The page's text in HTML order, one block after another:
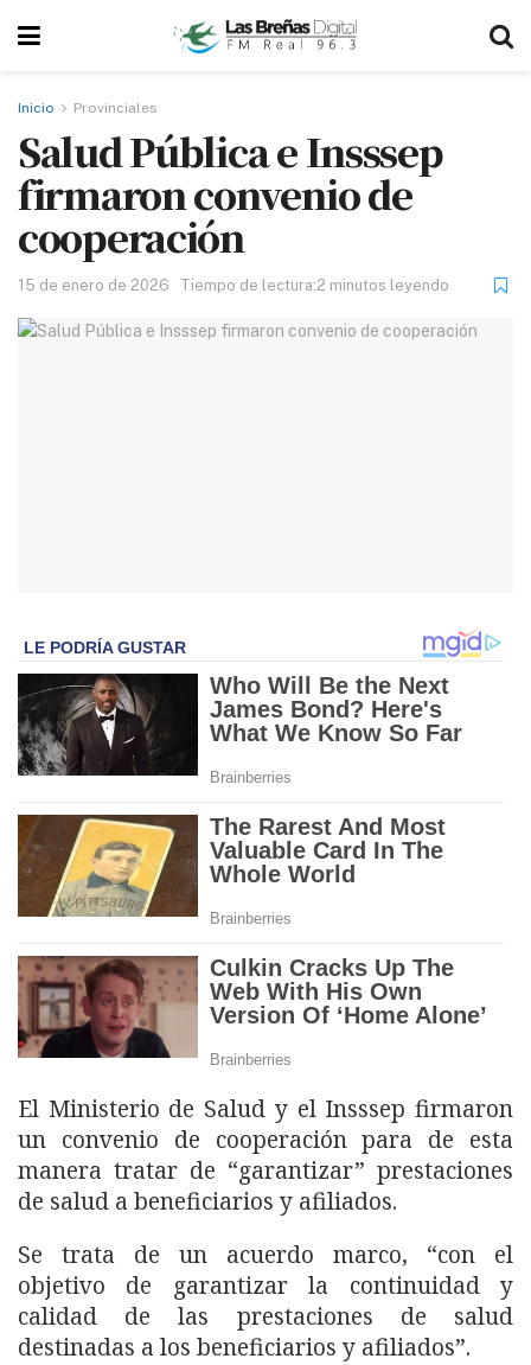
Inicio Provinciales
Salud Pública e Insssep
firmaron convenio de
cooperación
15 de enero de 2026 Tiempo de lectura:2 minutos leyendo
El Ministerio de Salud y el Insssep firmaron
un convenio de cooperación para de esta
manera tratar de “garantizar” prestaciones
de salud a beneficiarios y afiliados.
Se trata de un acuerdo marco, “con el
objetivo de garantizar la continuidad y
calidad de las prestaciones de salud
destinadas a los beneficiarios y afiliados”.